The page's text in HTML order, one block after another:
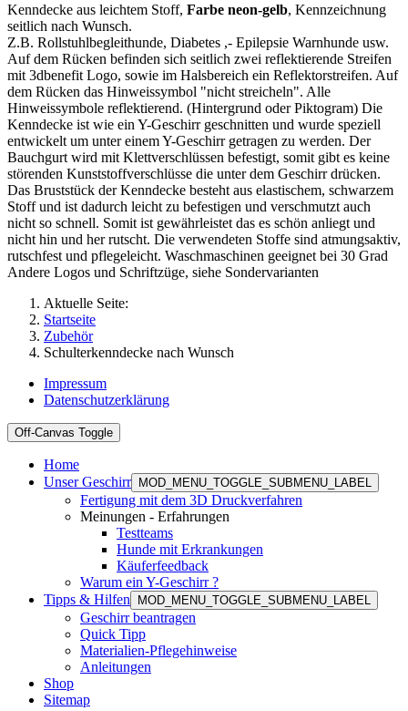
Kenndecke aus leichtem Stoff, Farbe neon-gelb, Kennzeichnung
seitlich nach Wunsch.
Z.B. Rollstuhlbegleithunde, Diabetes ,- Epilepsie Warnhunde usw.
Auf dem Rücken befinden sich seitlich zwei reflektierende Streifen
mit 3dbenefit Logo, sowie im Halsbereich ein Reflektorstreifen. Auf
dem Rücken das Hinweissymbol "nicht streicheln". Alle
Hinweissymbole reflektierend. (Hintergrund oder Piktogram) Die
Kenndecke ist wie ein Y-Geschirr geschnitten und wurde speziell
entwickelt um unter einem Y-Geschirr getragen zu werden. Der
Bauchgurt wird mit Klettverschlüssen befestigt, somit gibt es keine
störenden Kunststoffverschlüsse die unter dem Geschirr drücken.
Das Bruststück der Kenndecke besteht aus elastischem, schwarzem
Stoff und ist dadurch leicht zu befestigen und verschmutzt auch
nicht so schnell. Somit ist gewährleistet das es schön anliegt und
nicht hin und her rutscht. Die verwendeten Stoffe sind atmungsaktiv,
rutschfest und pflegeleicht. Waschmaschinen geeignet bei 30 Grad
Andere Logos und Schriftzüge, siehe Sondervarianten
Aktuelle Seite:
Startseite
Zubehör
Schulterkenndecke nach Wunsch
Impressum
Datenschutzerklärung
Off-Canvas Toggle
Home
Unser Geschirr
MOD_MENU_TOGGLE_SUBMENU_LABEL
Fertigung mit dem 3D Druckverfahren
Meinungen - Erfahrungen
Testteams
Hunde mit Erkrankungen
Käuferfeedback
Warum ein Y-Geschirr ?
Tipps & Hilfen
MOD_MENU_TOGGLE_SUBMENU_LABEL
Geschirr beantragen
Quick Tipp
Materialien-Pflegehinweise
Anleitungen
Shop
Sitemap